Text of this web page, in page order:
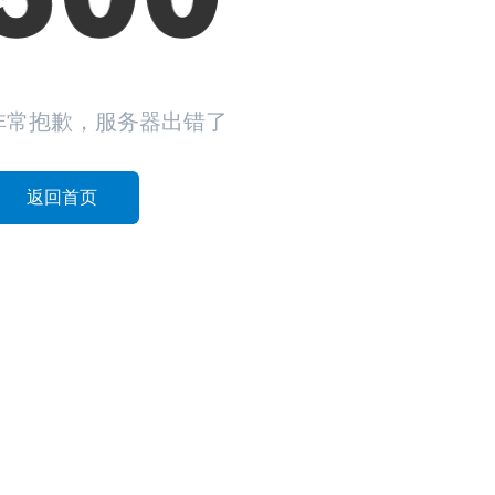
常抱歉，服务器出错了
返回首页